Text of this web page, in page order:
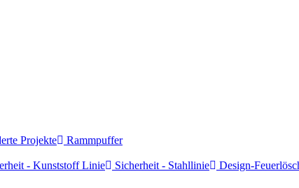
Projekte
Rammpuffer
- Kunststoff Linie Sicherheit - Stahllinie
Design-